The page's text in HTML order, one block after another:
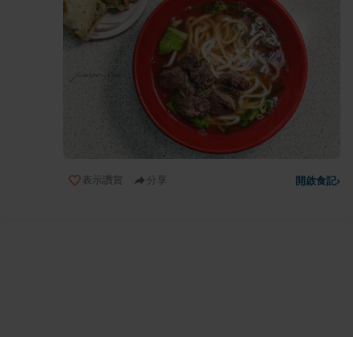
表示讚賞 分享 開啟食記›